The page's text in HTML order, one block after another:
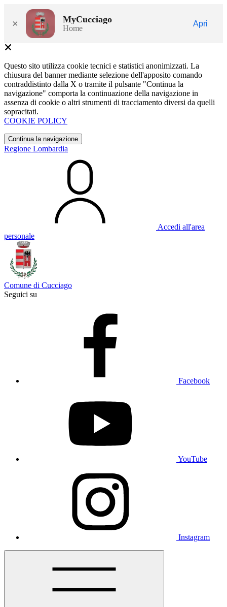
× MyCucciago
Home
Apri
Questo sito utilizza cookie tecnici e statistici anonimizzati. La
chiusura del banner mediante selezione dell'apposito comando
contraddistinto dalla X o tramite il pulsante "Continua la
navigazione" comporta la continuazione della navigazione in
assenza di cookie o altri strumenti di tracciamento diversi da quelli
sopracitati.
COOKIE POLICY
Continua la navigazione
Regione Lombardia
Accedi all'area
personale
Comune di Cucciago
Seguici su
Facebook
YouTube
Instagram